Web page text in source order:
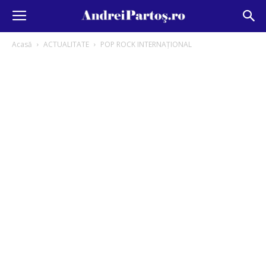
Acasă ACTUALITATE POP ROCK INTERNAȚIONAL